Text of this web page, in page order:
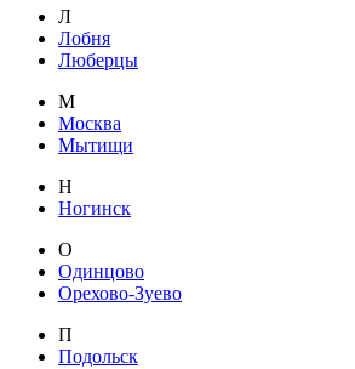
Л
Лобня
Люберцы
М
Москва
Мытищи
Н
Ногинск
О
Одинцово
Орехово-Зуево
П
Подольск